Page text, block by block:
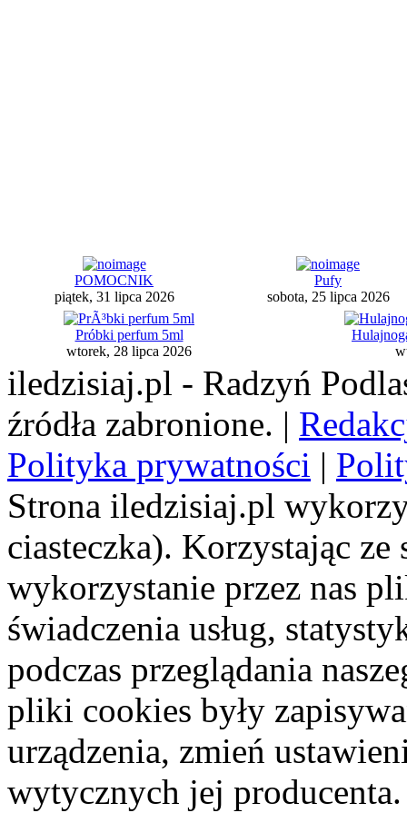
POMOCNIK
piątek, 31 lipca 2026
Pufy
sobota, 25 lipca 2026
Próbki perfum 5ml
wtorek, 28 lipca 2026
iledzisiaj.pl - Radzyń
źródła zabronione. |
Polityka prywatności |
Strona iledzisiaj.pl
ciasteczka). Korzystając
wykorzystanie przez nas
świadczenia usług,
podczas przeglądania
pliki cookies były
urządzenia, zmień
wytycznych jej producenta.